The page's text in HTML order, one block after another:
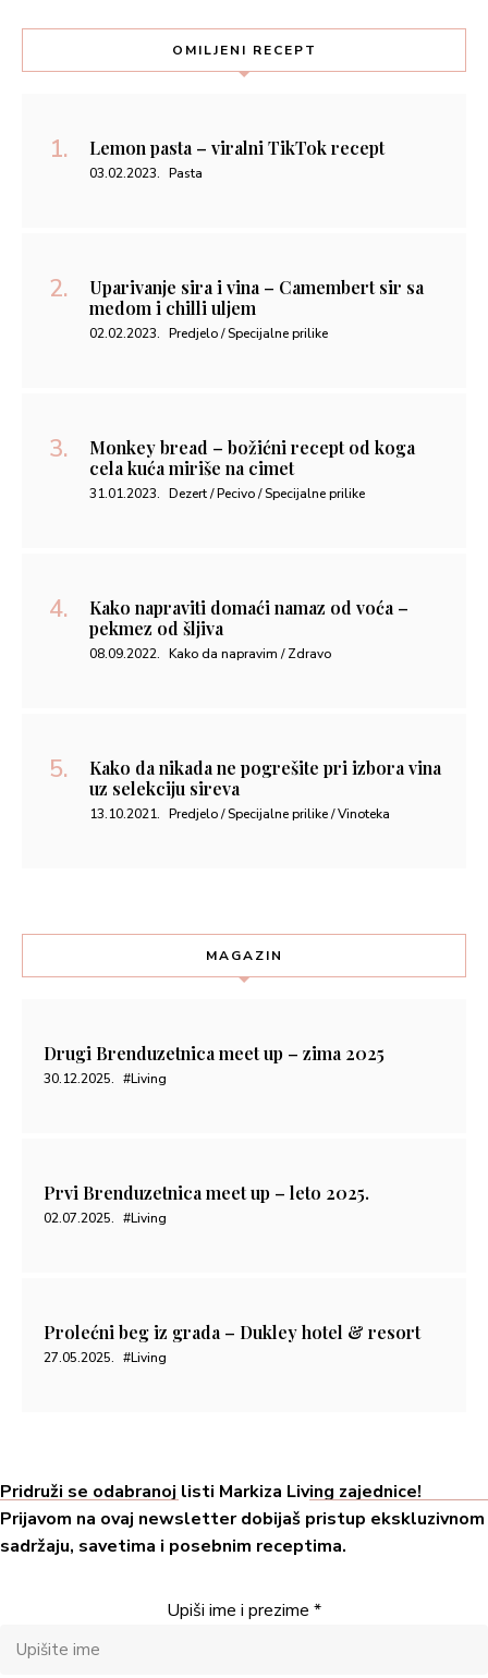
OMILJENI RECEPT
Lemon pasta – viralni TikTok recept
03.02.2023. Pasta
Uparivanje sira i vina – Camembert sir sa
medom i chilli uljem
02.02.2023. Predjelo / Specijalne prilike
Monkey bread – božićni recept od koga
cela kuća miriše na cimet
31.01.2023. Dezert / Pecivo / Specijalne prilike
Kako napraviti domaći namaz od voća –
pekmez od šljiva
08.09.2022. Kako da napravim / Zdravo
Kako da nikada ne pogrešite pri izbora vina
uz selekciju sireva
13.10.2021. Predjelo / Specijalne prilike / Vinoteka
MAGAZIN
Drugi Brenduzetnica meet up – zima 2025
30.12.2025. #Living
Prvi Brenduzetnica meet up – leto 2025.
02.07.2025. #Living
Prolećni beg iz grada – Dukley hotel & resort
27.05.2025. #Living
Pridruži se odabranoj listi Markiza Living zajednice!
Prijavom na ovaj newsletter dobijaš pristup ekskluzivnom
sadržaju, savetima i posebnim receptima.
Upiši ime i prezime *